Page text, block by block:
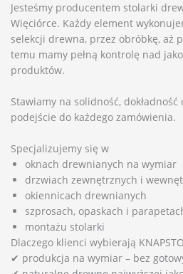
Jesteśmy producentem stolarki
Więciórce. Każdy element
selekcji drewna, przez obróbkę, aż
temu mamy pełną kontrolę nad
produktów.
Stawiamy na solidność,
podejście do każdego zamówienia.
Specjalizujemy się w
oknach drewnianych na wymiar
drzwiach zewnętrznych i
okiennicach drewnianych
szprosach, opaskach i
montażu stolarki
Dlaczego klienci wybierają
✔ produkcja na wymiar – bez